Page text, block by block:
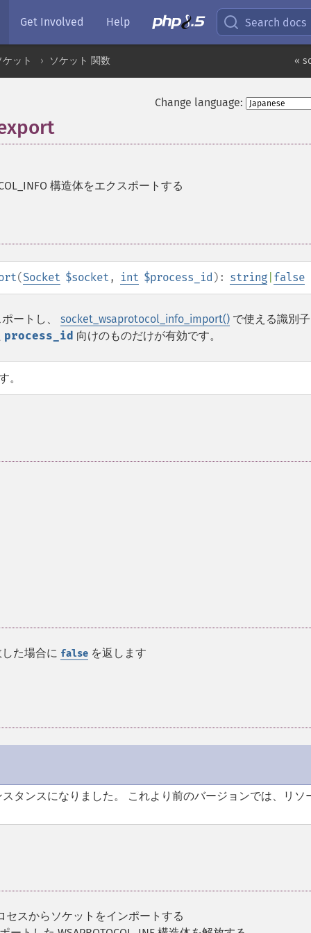
Get Involved Help Search docs
«
ケット ソケット 関数
Change language:
構造体をエクスポートする
(Socket $socket , int $process_id ): string false
ートし、 socket_wsaprotocol_info_import() で使える識別
process_id 向けのものだけが有効です。
。
た場合に false を返します
タンスになりました。 これより前のバージョンでは、リソ
セスからソケットをインポートする